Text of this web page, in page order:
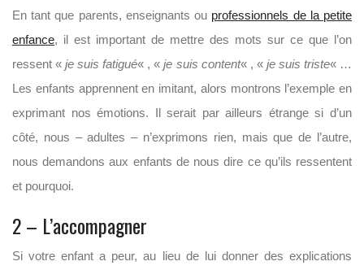
En tant que parents, enseignants ou professionnels de la petite
enfance, il est important de mettre des mots sur ce que l’on
ressent «je suis fatigué« , «je suis content« , « je suis triste« …
Les enfants apprennent en imitant, alors montrons l’exemple en
exprimant nos émotions. Il serait par ailleurs étrange si d’un
côté, nous – adultes – n’exprimons rien, mais que de l’autre,
nous demandons aux enfants de nous dire ce qu’ils ressentent
et pourquoi.
2 – L’accompagner
Si votre enfant a peur, au lieu de lui donner des explications